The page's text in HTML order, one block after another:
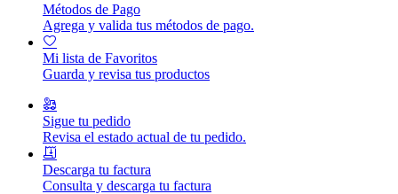
Métodos de Pago
Agrega y valida tus métodos de pago.
Mi lista de Favoritos
Guarda y revisa tus productos
Sigue tu pedido
Revisa el estado actual de tu pedido.
Descarga tu factura
Consulta y descarga tu factura